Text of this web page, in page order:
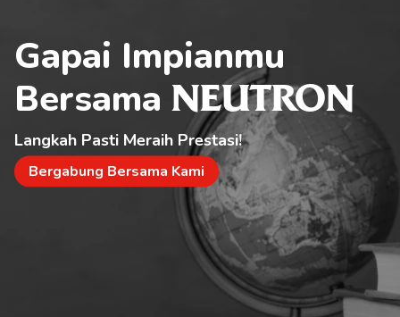
Gapai Impianmu
Bersama NEUTRON
Langkah Pasti Meraih Prestasi!
Bergabung Bersama Kami